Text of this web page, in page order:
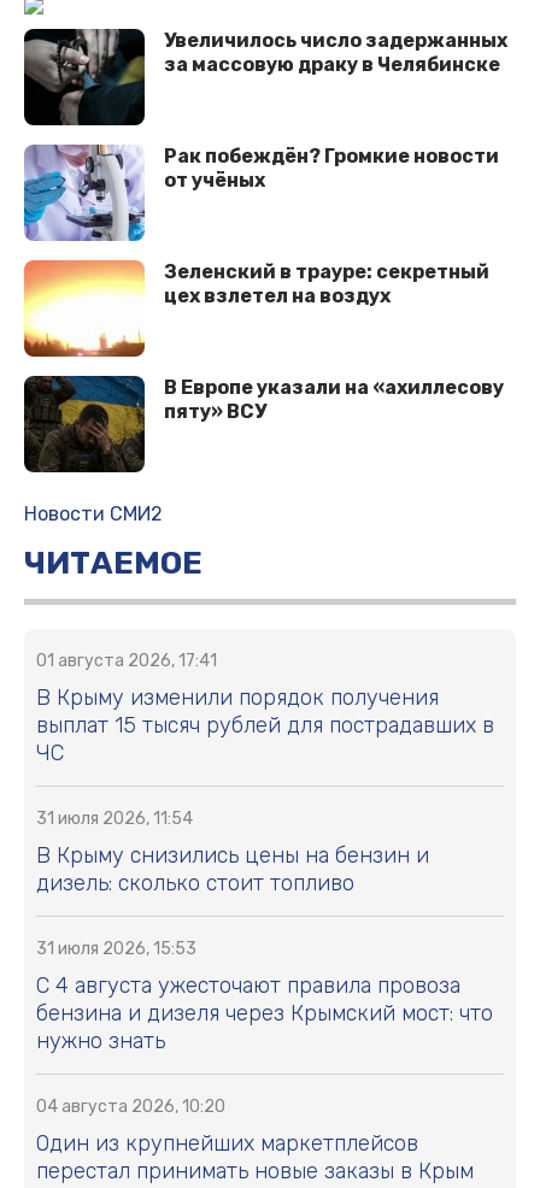
Увеличилось число задержанных
за массовую драку в Челябинске
Рак побеждён? Громкие новости
от учёных
Зеленский в трауре: секретный
цех взлетел на воздух
В Европе указали на «ахиллесову
пяту» ВСУ
Новости СМИ2
ЧИТАЕМОЕ
01 августа 2026, 17:41
В Крыму изменили порядок получения
выплат 15 тысяч рублей для пострадавших в
ЧС
31 июля 2026, 11:54
В Крыму снизились цены на бензин и
дизель: сколько стоит топливо
31 июля 2026, 15:53
С 4 августа ужесточают правила провоза
бензина и дизеля через Крымский мост: что
нужно знать
04 августа 2026, 10:20
Один из крупнейших маркетплейсов
перестал принимать новые заказы в Крым